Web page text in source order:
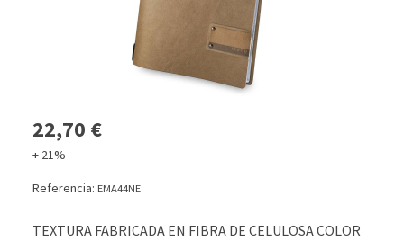
22,70 €
+ 21%
Referencia: EMA44NE
TEXTURA FABRICADA EN FIBRA DE CELULOSA COLOR